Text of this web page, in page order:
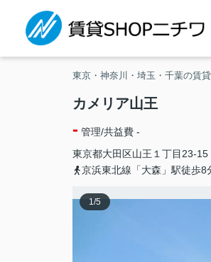
東京・神奈川・埼玉・千葉の賃
カメリア山王
- 管理/共益費 -
東京都大田区山王 １丁目23-15
京浜東北線「大森」駅徒歩8
1/5